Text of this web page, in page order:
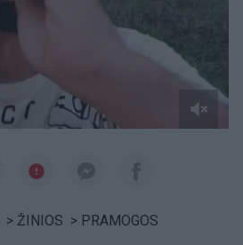
> ŽINIOS > PRAMOGOS